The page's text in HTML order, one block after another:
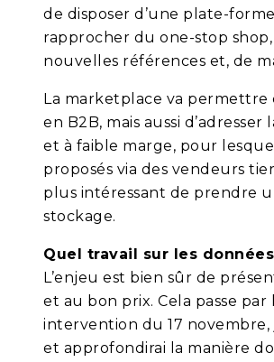
de disposer d’une plate-
rapprocher du one-stop
nouvelles références et, de
La marketplace va permettre
en B2B, mais aussi
et à faible marge, pour
proposés via des vendeurs
plus intéressant de prendre
stockage.
Quel travail sur les
L’enjeu est bien sûr de
et au bon prix. Cela passe
intervention du 17 novembre,
et approfondirai la manière